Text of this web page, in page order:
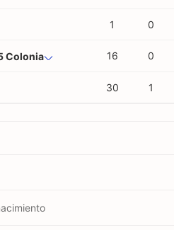
1 0
Colonia 16 0
30 1